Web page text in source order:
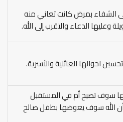
الشفاء بمرض كانت تعاني منه
وعليها الدعاء والتقرب إلى الله.
احوالها العائلية والأسرية.
سوف تصبح أم في المستقبل
الله سوف يعوضها بطفل صالح